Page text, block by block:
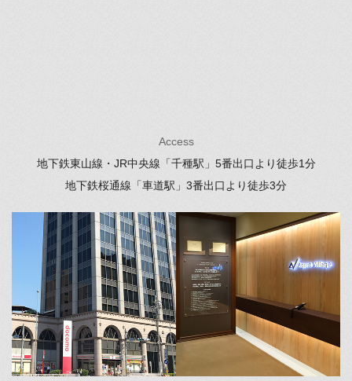
Access
地下鉄東山線・JR中央線「千種駅」 5番出口より徒歩1分
地下鉄桜通線「車道駅」 3番出口より徒歩3分